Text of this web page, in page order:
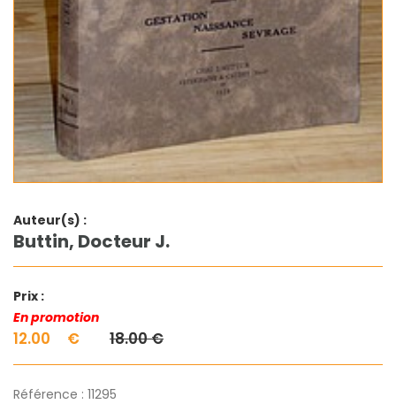
Auteur(s) :
Buttin, Docteur J.
Prix :
En promotion
12.00 € 18.00 €
Référence : 11295